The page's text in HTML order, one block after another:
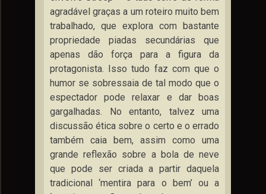
agradável graças a um roteiro muito bem
trabalhado, que explora com bastante
propriedade piadas secundárias que
apenas dão força para a figura da
protagonista. Isso tudo faz com que o
humor se sobressaia de tal modo que o
espectador pode relaxar e dar boas
gargalhadas. No entanto, talvez uma
discussão ética sobre o certo e o errado
também caia bem, assim como uma
grande reflexão sobre a bola de neve
que pode ser criada a partir daquela
tradicional ‘mentira para o bem’ ou a